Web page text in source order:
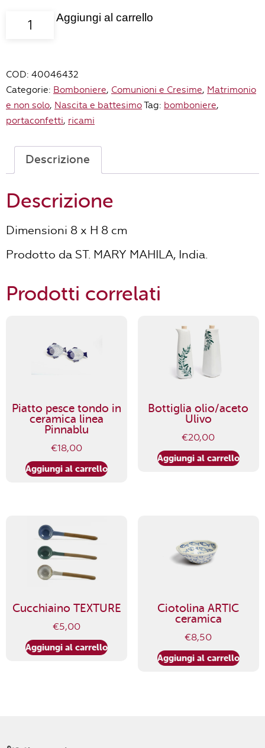
Sacchettino
Ahmadabad
quantità
Aggiungi al carrello
COD: 40046432
Categorie: Bomboniere, Comunioni e Cresime, Matrimonio
e non solo, Nascita e battesimoTag: bomboniere,
portaconfetti, ricami
Descrizione
Descrizione
Dimensioni 8 x H 8 cm
Prodotto da ST. MARY MAHILA, India.
Prodotti correlati
Piatto pesce tondo in
ceramica linea
Pinnablu
€18,00
Aggiungi al carrello
Bottiglia olio/aceto
Ulivo
€20,00
Aggiungi al carrello
Cucchiaino TEXTURE
€5,00
Aggiungi al carrello
Ciotolina ARTIC
ceramica
€8,50
Aggiungi al carrello